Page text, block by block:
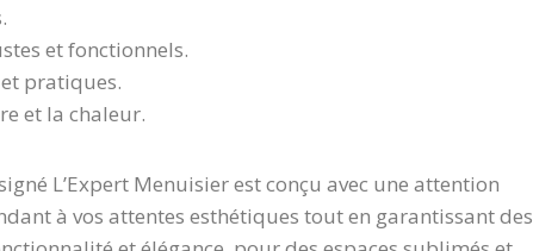
et fonctionnels.
pratiques.
et la chaleur.
L’Expert Menuisier est conçu avec une attention
à vos attentes esthétiques tout en garantissant des